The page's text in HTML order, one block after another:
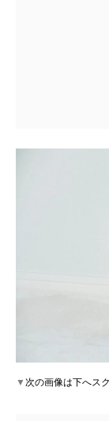
▼次の画像は下へス